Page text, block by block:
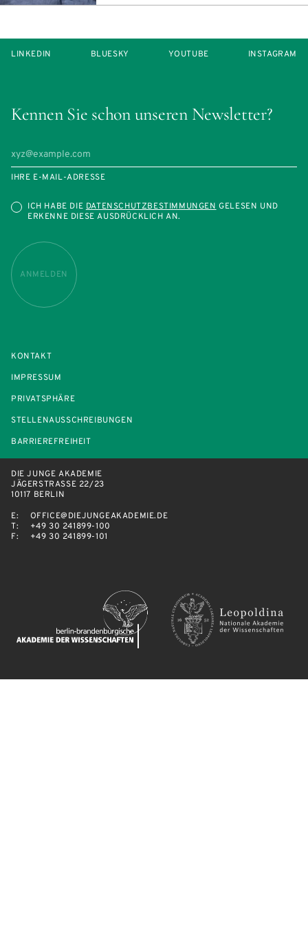
Kennen Sie schon unseren Newsletter?
IHRE E-MAIL-ADRESSE
ICH HABE DIEDATENSCHUTZBESTIMMUNGENGELESEN UND
ERKENNE DIESE AUSDRÜCKLICH AN.
ANMELDEN
LINKEDIN BLUESKY YOUTUBE INSTAGRAM
KONTAKT
IMPRESSUM
PRIVATSPHÄRE
STELLENAUSSCHREIBUNGEN
BARRIEREFREIHEIT
DIE JUNGE AKADEMIE
JÄGERSTRASSE 22/23
10117 BERLIN
E:
OFFICE@DIEJUNGEAKADEMIE.DE
T:
+49 30 241899-100
F:
+49 30 241899-101